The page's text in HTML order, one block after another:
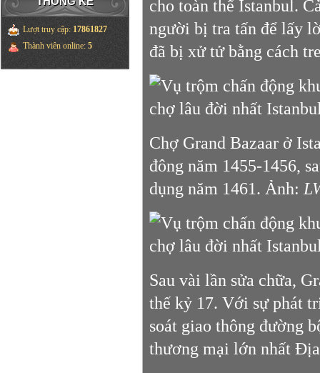
Lượt truy cập: 17861827
Thành viên online: 5
cho toàn thể Istanbul.
người bị tra tấn để lấy
đã bị xử tử bằng cách
Chợ Grand Bazaar ở
đông năm 1455-1456,
dụng năm 1461. Ảnh:
Sau vài lần sửa chữa,
thế kỷ 17. Với sự phát
soát giao thông đường
thương mại lớn nhất